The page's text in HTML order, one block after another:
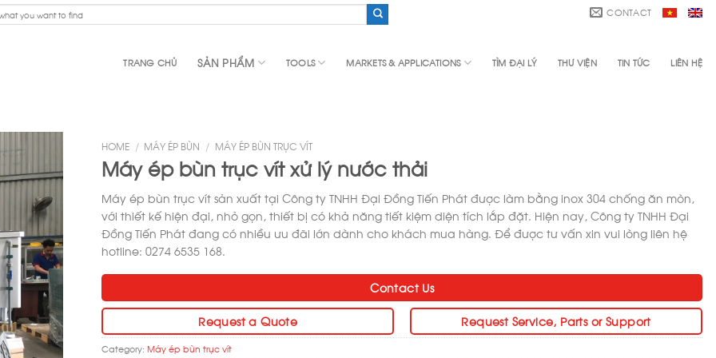
CONTACT
TRANG CHỦ SẢN PHẨM TOOLS MARKETS & APPLICATIONS TÌM ĐẠI LÝ THƯ VIỆN TIN TỨC LIÊN HỆ
HOME / MÁY ÉP BÙN / MÁY ÉP BÙN TRỤC VÍT
Máy ép bùn trục vít xử lý nước thải
Máy ép bùn trục vít sản xuất tại Công ty TNHH Đại Đồng Tiến Phát được làm bằng inox 304 chống ăn mòn,
với thiết kế hiện đại, nhỏ gọn, thiết bị có khả năng tiết kiệm diện tích lắp đặt. Hiện nay, Công ty TNHH Đại
Đồng Tiến Phát đang có nhiều ưu đãi lớn dành cho khách mua hàng. Để được tư vấn xin vui lòng liên hệ
hotline: 0274 6535 168.
Contact Us
Request a Quote Request Service, Parts or Support
Category:Máy ép bùn trục vít